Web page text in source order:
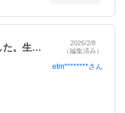
子どもに頼まれ、注文しました。生地は布…
2026/2/8
（編集済み）
etm********さん